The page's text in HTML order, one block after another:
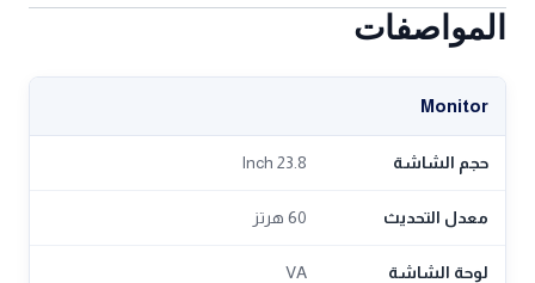
المواصفات
Monitor
حجم الشاشة 23.8 Inch
معدل التحديث 60 هرتز
لوحة الشاشة VA